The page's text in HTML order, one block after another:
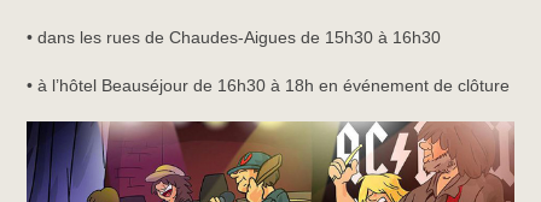
• dans les rues de Chaudes-Aigues de 15h30 à 16h30
• à l’hôtel Beauséjour de 16h30 à 18h en événement de clôture